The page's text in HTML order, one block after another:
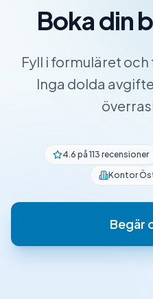
Boka din
Fyll i formuläret
Inga dolda
4.6 på 113 recensioner
Kontor
Begär